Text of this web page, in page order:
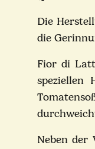
Die
die
Fior di
speziellen
Neben der